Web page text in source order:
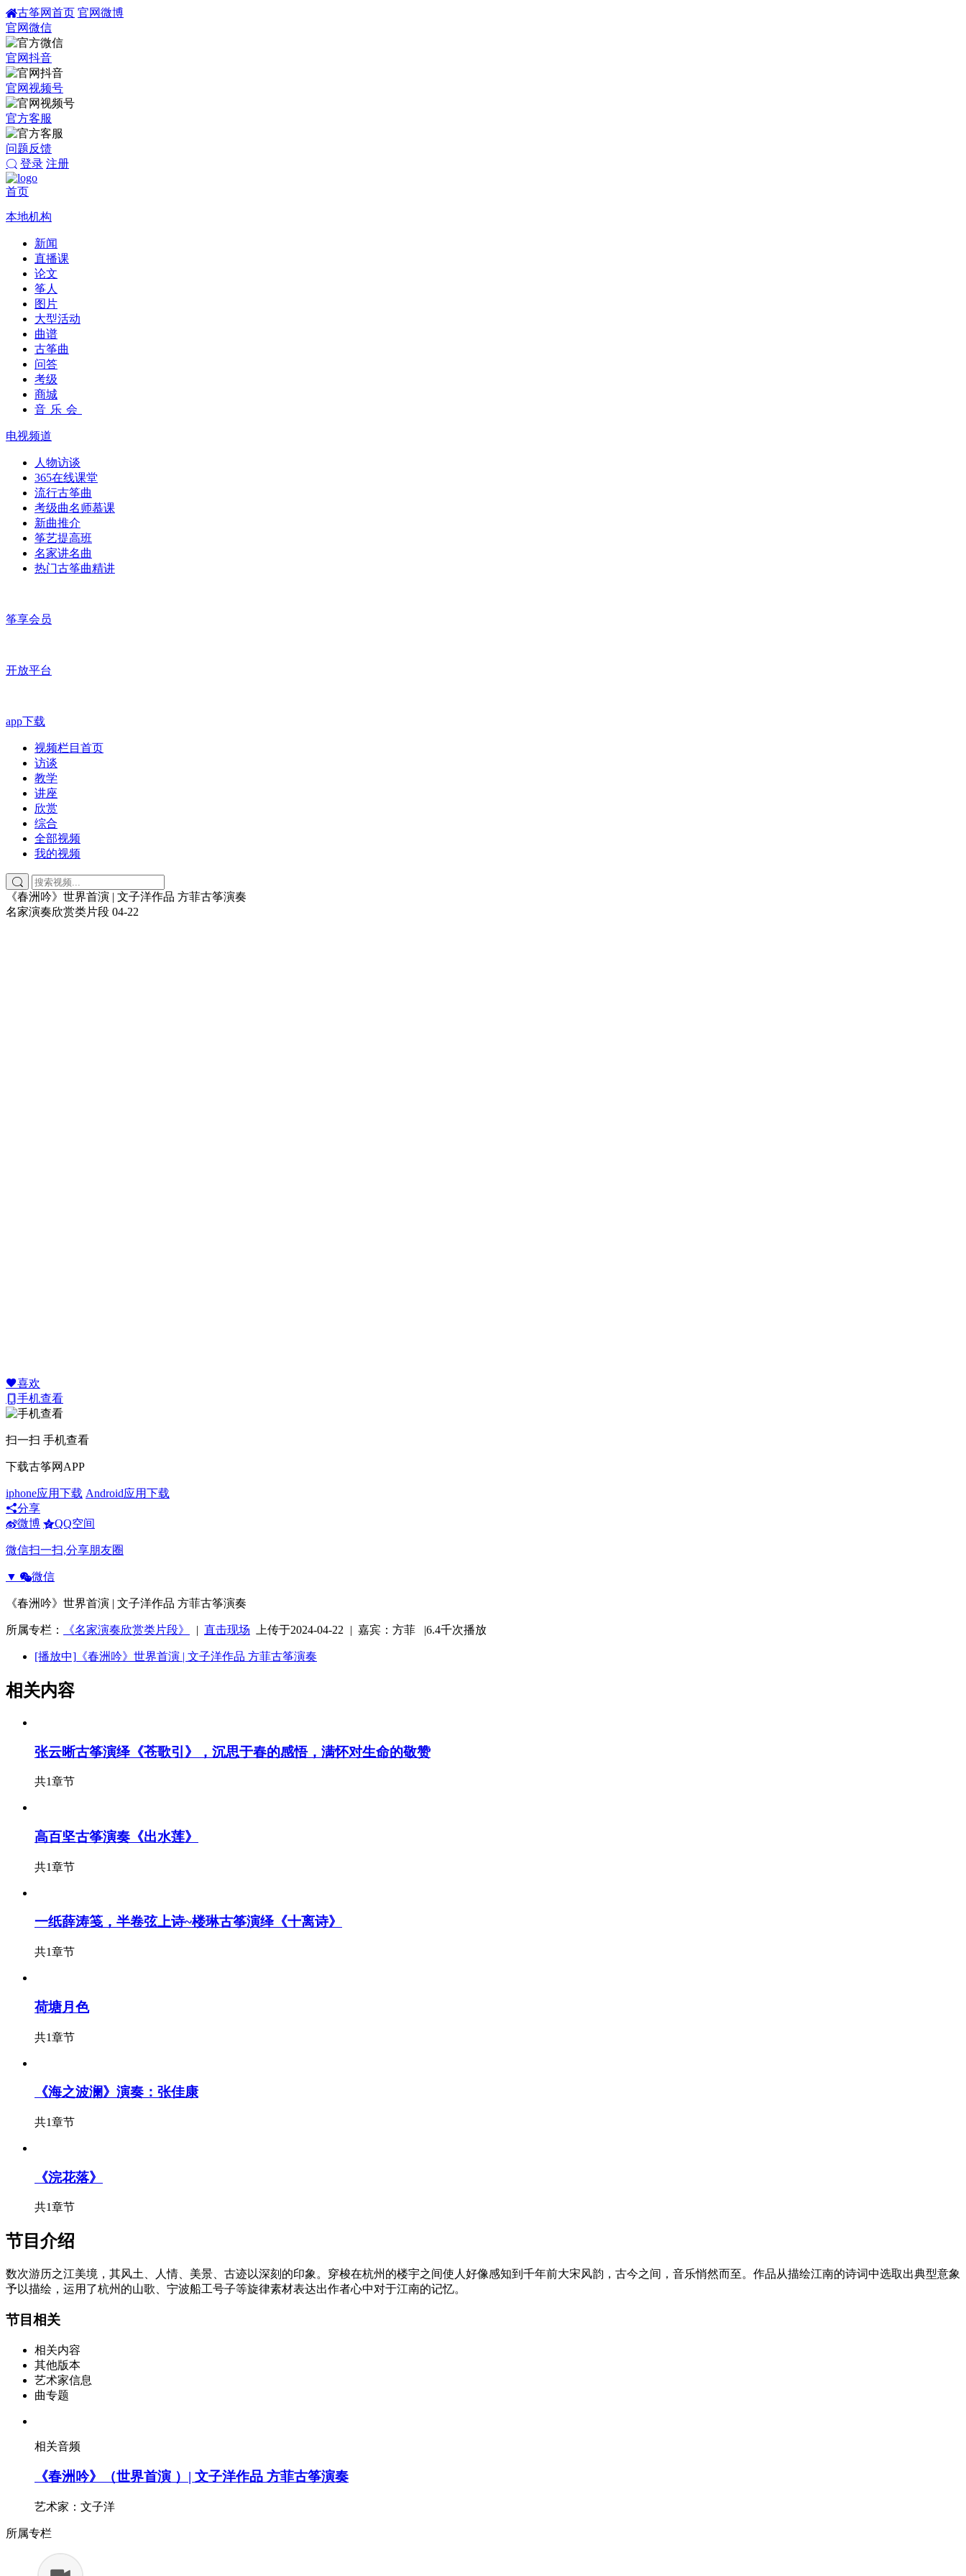
古筝网首页 官网微博
官网微信
官网抖音
官网视频号
官方客服
问题反馈
登录 注册
首页
本地机构
新闻
直播课
论文
筝人
图片
大型活动
曲谱
古筝曲
问答
考级
商城
音乐会
电视频道
人物访谈
365在线课堂
流行古筝曲
考级曲名师慕课
新曲推介
筝艺提高班
名家讲名曲
热门古筝曲精讲
筝享会员
开放平台
app下载
视频栏目首页
访谈
教学
讲座
欣赏
综合
全部视频
我的视频
《春洲吟》世界首演 | 文子洋作品 方菲古筝演奏
名家演奏欣赏类片段 04-22
喜欢
手机查看
扫一扫 手机查看
下载古筝网APP
iphone应用下载 Android应用下载
分享
微博
QQ空间
微信扫一扫,分享朋友圈
▼ 微信
《春洲吟》世界首演 | 文子洋作品 方菲古筝演奏
所属专栏： 《名家演奏欣赏类片段》 | 直击现场 上传于2024-04-22 | 嘉宾：方菲 |6.4千次播放
[播放中] 《春洲吟》世界首演 | 文子洋作品 方菲古筝演奏
相关内容
张云晰古筝演绎《苍歌引》，沉思于春的感悟，满怀对生命的敬赞
共1章节
高百坚古筝演奏《出水莲》
共1章节
一纸薛涛笺，半卷弦上诗~楼琳古筝演绎《十离诗》
共1章节
荷塘月色
共1章节
《海之波澜》演奏：张佳康
共1章节
《浣花落》
共1章节
节目介绍
数次游历之江美境，其风土、人情、美景、古迹以深刻的印象。穿梭在杭州的楼宇之间使人好像感知到千年前大宋风韵，古今之间，音乐悄然而至。作品从描绘江南的诗词中选取出典型意象
予以描绘，运用了杭州的山歌、宁波船工号子等旋律素材表达出作者心中对于江南的记忆。
节目相关
相关内容
其他版本
艺术家信息
曲专题
相关音频
《春洲吟》（世界首演 ）| 文子洋作品 方菲古筝演奏
艺术家：文子洋
所属专栏